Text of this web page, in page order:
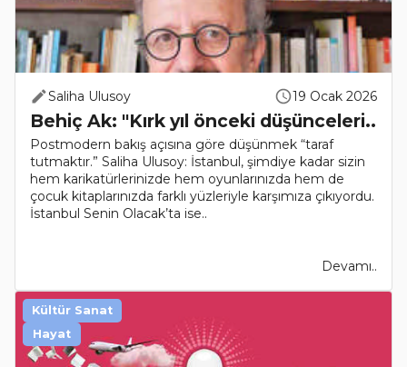
Saliha Ulusoy 19 Ocak 2026
Behiç Ak: "Kırk yıl önceki düşünceleri..
Postmodern bakış açısına göre düşünmek “taraf
tutmaktır.” Saliha Ulusoy: İstanbul, şimdiye kadar sizin
hem karikatürlerinizde hem oyunlarınızda hem de
çocuk kitaplarınızda farklı yüzleriyle karşımıza çıkıyordu.
İstanbul Senin Olacak’ta ise..
Devamı..
Kültür Sanat
Hayat